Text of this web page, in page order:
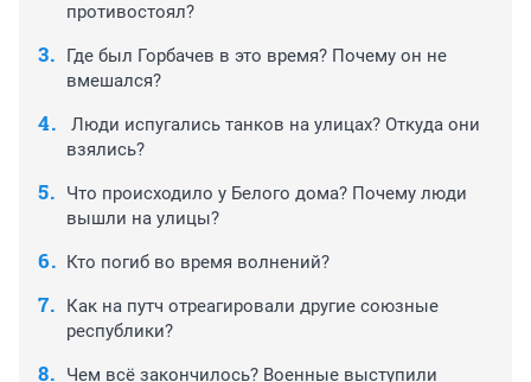
противостоял?
Где был Горбачев в это время? Почему он не
вмешался?
Люди испугались танков на улицах? Откуда они
взялись?
Что происходило у Белого дома? Почему люди
вышли на улицы?
Кто погиб во время волнений?
Как на путч отреагировали другие союзные
республики?
Чем всё закончилось? Военные выступили